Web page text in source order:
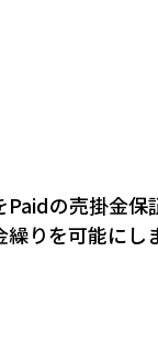
の売掛金保
りを可能にし